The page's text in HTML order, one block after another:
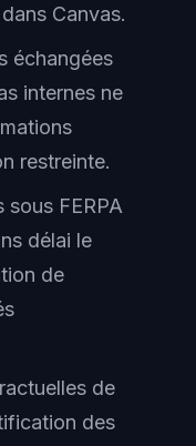
Canvas.
échangées
internes ne
restreinte.
sous FERPA
délai le
de
de
des